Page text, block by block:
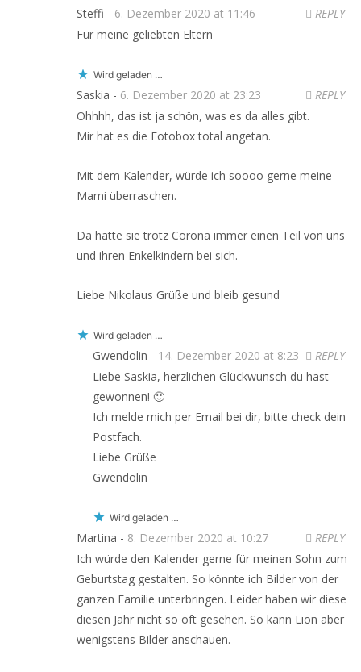
Steffi - 6. Dezember 2020 at 11:46
REPLY
Für meine geliebten Eltern
Wird geladen …
Saskia - 6. Dezember 2020 at 23:23
REPLY
Ohhhh, das ist ja schön, was es da alles gibt.
Mir hat es die Fotobox total angetan.
Mit dem Kalender, würde ich soooo gerne meine
Mami überraschen.
Da hätte sie trotz Corona immer einen Teil von uns
und ihren Enkelkindern bei sich.
Liebe Nikolaus Grüße und bleib gesund
Wird geladen …
Gwendolin - 14. Dezember 2020 at 8:23
REPLY
Liebe Saskia, herzlichen Glückwunsch du hast
gewonnen! 🙂
Ich melde mich per Email bei dir, bitte check dein
Postfach.
Liebe Grüße
Gwendolin
Wird geladen …
Martina - 8. Dezember 2020 at 10:27
REPLY
Ich würde den Kalender gerne für meinen Sohn zum
Geburtstag gestalten. So könnte ich Bilder von der
ganzen Familie unterbringen. Leider haben wir diese
diesen Jahr nicht so oft gesehen. So kann Lion aber
wenigstens Bilder anschauen.